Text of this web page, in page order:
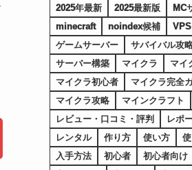
2025年最新
2025最新版
MC
minecraft
noindex候補 VPS
ゲームサーバー
サバイバル攻
サーバー構築
マイクラ
マイ
マイクラ初心者
マイクラ完全
マイクラ攻略
マインクラフト
レビュー・口コミ・評判
レポ
レンタル
作り方 使い方
入手方法
初心者 初心者向け